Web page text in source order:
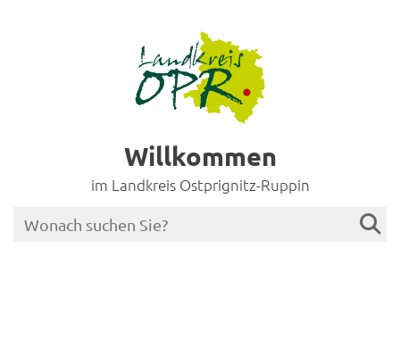
Willkommen
im Landkreis Ostprignitz-Ruppin